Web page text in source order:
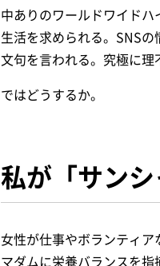
中ありのワールドワイド
生活を求められる。SNS
文句を言われる。究極に理
ではどうするか。
私が「サン
女性が仕事やボランティア
マダムに栄養バランスを指